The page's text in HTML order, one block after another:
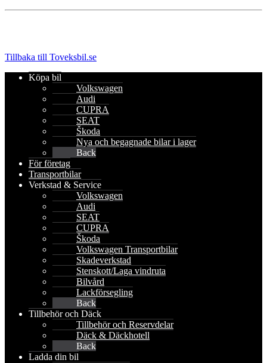
Tillbaka till Toveksbil.se
Köpa bil
Volkswagen
Audi
CUPRA
SEAT
Škoda
Nya och begagnade bilar i lager
Back
För företag
Transportbilar
Verkstad & Service
Volkswagen
Audi
SEAT
CUPRA
Škoda
Volkswagen Transportbilar
Skadeverkstad
Stenskott/Laga vindruta
Bilvård
Lackförsegling
Back
Tillbehör och Däck
Tillbehör och Reservdelar
Däck & Däckhotell
Back
Ladda din bil